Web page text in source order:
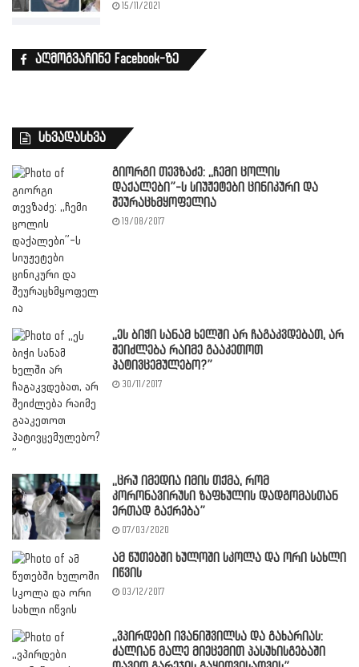
15/11/2021
აღმოგვაჩინე Facebook-ზე
სხვადასხვა
გიორგი თევზაძე: ,,ჩემი ცოლის
დაქალები”-ს სიუჟეტები ცინიკური და
შეურაცხმყოფელია
19/08/2017
,,ეს ბიჭი სანამ ხელში არ ჩაგაკვდებათ, არ
შეიძლება რაიმე გააკეთოთ
პატივცემულებო?”
30/11/2017
,,ცრუ იმედია იმის თქმა, რომ
კორონავირუსი ზაფხულის დადგომასთან
ერთად გაქრება”
07/03/2020
ამ წუთებში ხულოში სკოლა და ორი სახლი
იწვის
03/12/2017
,,ვპირდები ივანიშვილსა და გახარიას:
ძალიან მალე მიეცემით პასუხისგებაში